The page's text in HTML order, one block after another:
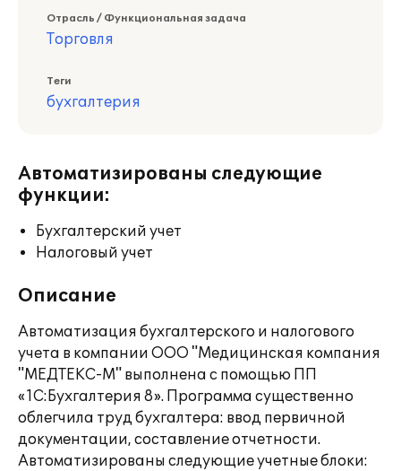
Отрасль / Функциональная задача
Торговля
Теги
бухгалтерия
Автоматизированы следующие
функции:
Бухгалтерский учет
Налоговый учет
Описание
Автоматизация бухгалтерского и налогового
учета в компании ООО "Медицинская компания
"МЕДТЕКС-М" выполнена с помощью ПП
«1С:Бухгалтерия 8». Программа существенно
облегчила труд бухгалтера: ввод первичной
документации, составление отчетности.
Автоматизированы следующие учетные блоки: